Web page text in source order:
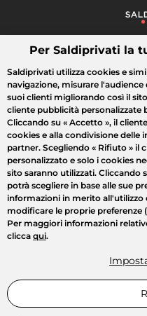
Cosa cerchi?
Tutte le vendite Moda
Per Saldiprivati la
Saldiprivati utilizza cookies e
navigazione, misurare l'audience
suoi clienti migliorando così il
cliente pubblicità personalizzate
Cliccando su « Accetto », il
cookies e alla condivisione delle
partner. Scegliendo « Rifiuto » il
personalizzato e solo i cookies
sito saranno utilizzati. Cliccando
potrà scegliere in base alle sue
informazioni in merito all'utilizzo
modificare le proprie preferenze
Per maggiori informazioni
clicca qui.